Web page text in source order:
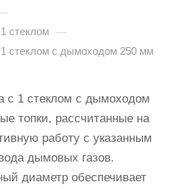
стеклом —
стеклом с дымоходом 250 мм
с 1 стеклом с дымоходом
топки, рассчитанные на
работу с указанным
дымовых газов.
диаметр обеспечивает